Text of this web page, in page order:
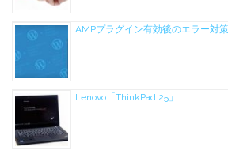
AMPプラグイン有効後のエラー対策
Lenovo「ThinkPad 25」